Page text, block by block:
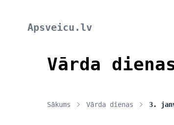
Apsveicu.lv
Vārda
Sākums Vārda dienas 3.